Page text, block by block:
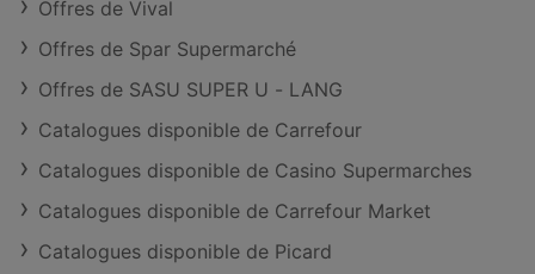
Offres de Vival
Offres de Spar Supermarché
Offres de SASU SUPER U - LANG
Catalogues disponible de Carrefour
Catalogues disponible de Casino Supermarches
Catalogues disponible de Carrefour Market
Catalogues disponible de Picard